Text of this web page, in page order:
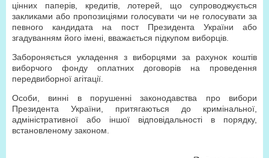
цінних паперів, кредитів, лотерей, що супроводжується
закликами або пропозиціями голосувати чи не голосувати за
певного кандидата на пост Президента України або
згадуванням його імені, вважається підкупом виборців.
Забороняється укладення з виборцями за рахунок коштів
виборчого фонду оплатних договорів на проведення
передвиборної агітації.
Особи, винні в порушенні законодавства про вибори
Президента України, притягаються до кримінальної,
адміністративної або іншої відповідальності в порядку,
встановленому законом.